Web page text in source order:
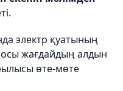
электр қуатының
жағдайдың алдын
өте-мөте